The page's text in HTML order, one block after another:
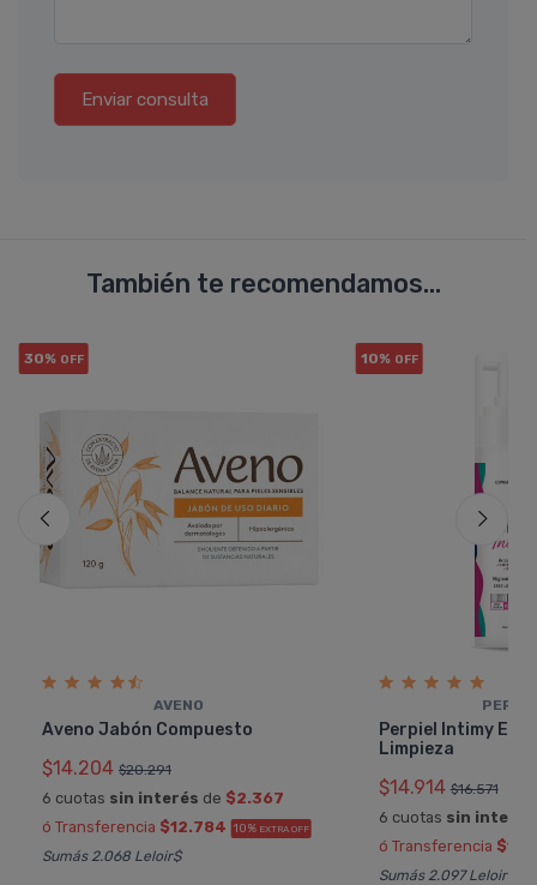
Enviar consulta
También te recomendamos...
30% OFF
AVENO
Aveno Jabón Compuesto
$14.204 $20.291
6 cuotas sin interés de $2.367
ó Transferencia $12.784 10% EXTRA OFF
Sumás 2.068 Leloir$
10% OFF
Perpiel Intimy
Limpieza
$14.914 $16.571
6 cuotas sin interés
ó Transferencia
Sumás 2.097 Leloir$